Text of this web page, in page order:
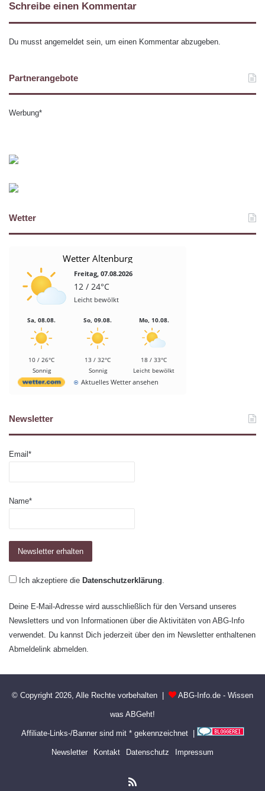
Schreibe einen Kommentar
Du musst angemeldet sein, um einen Kommentar abzugeben.
Partnerangebote
Werbung*
Wetter
Wetter Altenburg
Freitag, 07.08.2026
12 / 24°C
Leicht bewölkt
Sa, 08.08.
10 / 26°C
Sonnig
So, 09.08.
13 / 32°C
Sonnig
Mo, 10.08.
18 / 33°C
Leicht bewölkt
Aktuelles Wetter ansehen
Newsletter
Email*
Name*
Ich akzeptiere die Datenschutzerklärung.
Deine E-Mail-Adresse wird ausschließlich für den Versand unseres
Newsletters und von Informationen über die Aktivitäten von ABG-Info
verwendet. Du kannst Dich jederzeit über den im Newsletter enthaltenen
Abmeldelink abmelden.
© Copyright 2026, Alle Rechte vorbehalten | ABG-Info.de - Wissen
was ABGeht!
Affiliate-Links-/Banner sind mit * gekennzeichnet |
Newsletter Kontakt Datenschutz Impressum